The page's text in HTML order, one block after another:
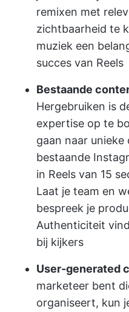
remixen met
zichtbaarheid te
muziek een
succes van Reels
Bestaande
Hergebruiken is
expertise op te
gaan naar
bestaande
in Reels van 15
Laat je team en
bespreek je
Authenticiteit
bij kijkers
User-generated
marketeer bent
organiseert, kun